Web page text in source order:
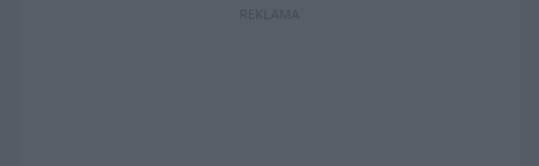
REKLAMA